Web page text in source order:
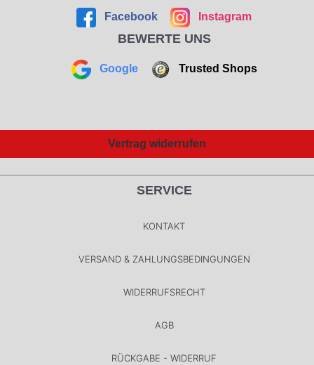
Facebook Instagram
BEWERTE UNS
Google Trusted Shops
Vertrag widerrufen
SERVICE
KONTAKT
VERSAND & ZAHLUNGSBEDINGUNGEN
WIDERRUFSRECHT
AGB
RÜCKGABE - WIDERRUF